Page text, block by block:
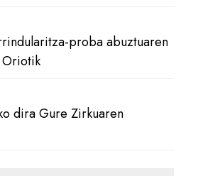
proba abuztuaren
Oriotik
dira Gure Zirkuaren